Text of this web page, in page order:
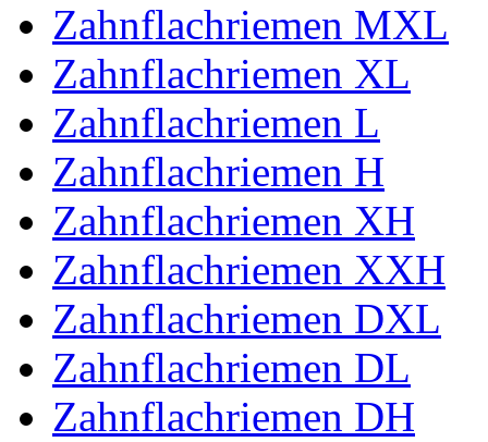
Zahnflachriemen MXL
Zahnflachriemen XL
Zahnflachriemen L
Zahnflachriemen H
Zahnflachriemen XH
Zahnflachriemen XXH
Zahnflachriemen DXL
Zahnflachriemen DL
Zahnflachriemen DH